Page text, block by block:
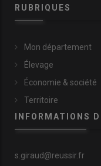
soutien des mairies,
RUBRIQUES
Mon département
Élevage
Économie & société
Territoire
INFORMATIONS
s.giraud@reussir.fr